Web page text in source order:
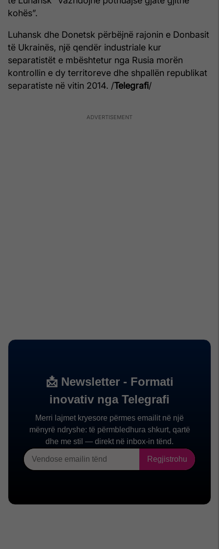
kohës”.
Luhansk dhe Donetsk përbëjnë rajonin e Donbasit
të Ukrainës, një qendër industriale kur
separatistët e mbështetur nga Rusia morën
kontrollin e dy territoreve dhe shpallën republikat
separatiste në vitin 2014. /Telegrafi/